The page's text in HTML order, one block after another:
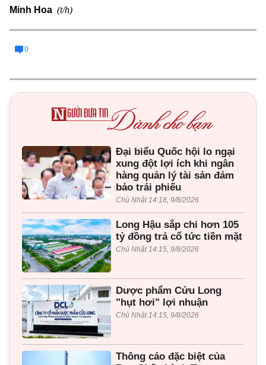
Minh Hoa (t/h)
0
Đại biểu Quốc hội lo ngại
xung đột lợi ích khi ngân
hàng quản lý tài sản đảm
bảo trái phiếu
Chủ Nhật 14:18, 9/8/2026
Long Hậu sắp chi hơn 105
tỷ đồng trả cổ tức tiền mặt
Chủ Nhật 14:15, 9/8/2026
Dược phẩm Cửu Long
"hụt hơi" lợi nhuận
Chủ Nhật 14:15, 9/8/2026
Thông cáo đặc biệt của